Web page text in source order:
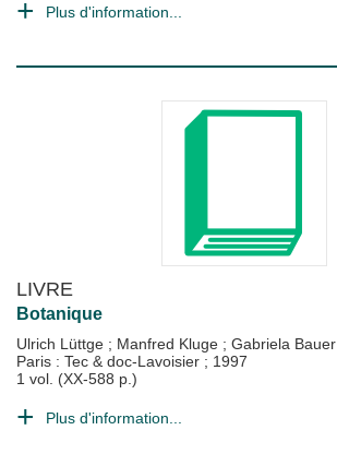
Plus d'information...
LIVRE
Botanique
Ulrich Lüttge ; Manfred Kluge ; Gabriela Bauer
Paris : Tec & doc-Lavoisier ; 1997
1 vol. (XX-588 p.)
Plus d'information...